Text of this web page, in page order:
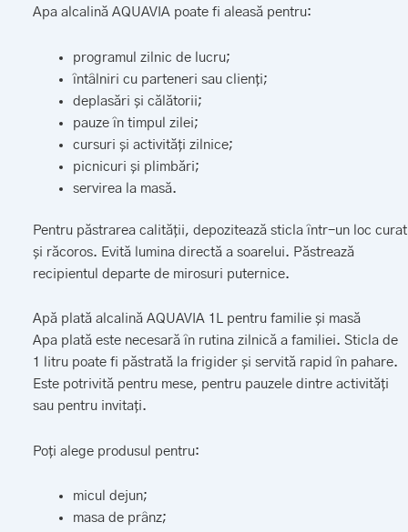
Apa alcalină AQUAVIA poate fi aleasă pentru:
programul zilnic de lucru;
întâlniri cu parteneri sau clienți;
deplasări și călătorii;
pauze în timpul zilei;
cursuri și activități zilnice;
picnicuri și plimbări;
servirea la masă.
Pentru păstrarea calității, depozitează sticla într-un loc curat
și răcoros. Evită lumina directă a soarelui. Păstrează
recipientul departe de mirosuri puternice.
Apă plată alcalină AQUAVIA 1L pentru familie și masă
Apa plată este necesară în rutina zilnică a familiei. Sticla de
1 litru poate fi păstrată la frigider și servită rapid în pahare.
Este potrivită pentru mese, pentru pauzele dintre activități
sau pentru invitați.
Poți alege produsul pentru:
micul dejun;
masa de prânz;